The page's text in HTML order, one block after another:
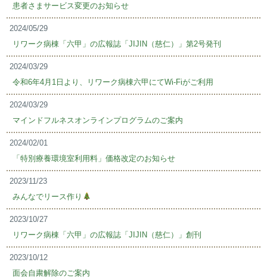
患者さまサービス変更のお知らせ
2024/05/29
リワーク病棟「六甲」の広報誌「JIJIN（慈仁）」第2号発刊
2024/03/29
令和6年4月1日より、リワーク病棟六甲にてWi-Fiがご利用
2024/03/29
マインドフルネスオンラインプログラムのご案内
2024/02/01
「特別療養環境室利用料」価格改定のお知らせ
2023/11/23
みんなでリース作り
2023/10/27
リワーク病棟「六甲」の広報誌「JIJIN（慈仁）」創刊
2023/10/12
面会自粛解除のご案内